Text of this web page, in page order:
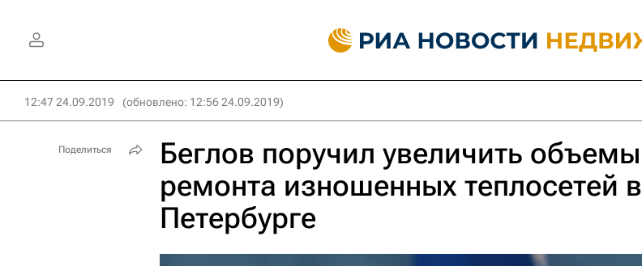
12:47 24.09.2019 (обновлено: 12:56 24.09.2019)
Беглов поручил увеличить объемы
ремонта изношенных теплосетей в
Петербурге
Поделиться